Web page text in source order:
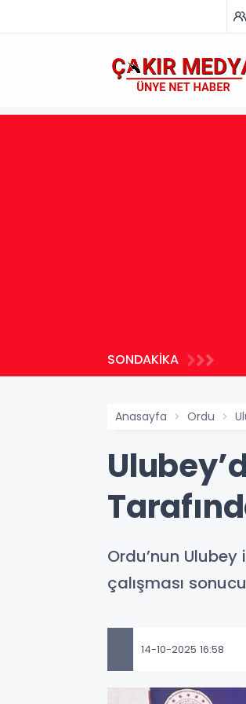
SONDAKİKA
Anasayfa Ordu
Ordu’nun
çalışması
14-10-2025 16:58